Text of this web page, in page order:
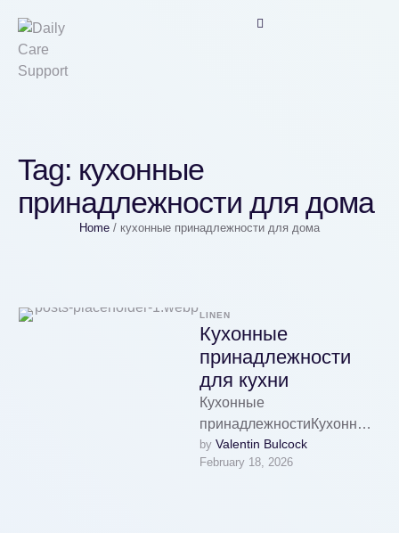
Tag: кухонные
принадлежности для дома
Home / кухонные принадлежности для дома
LINEN
Кухонные
принадлежности
для кухни
Кухонные
принадлежностиКухонные
аксессуары и предметы:
новейшие поступления,
by Valentin Bulcock
February 18, 2026